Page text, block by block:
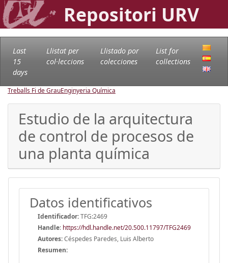
Repositori URV
Last
15
days
Llistat per
col·leccions
Llistado por
colecciones
List for
collections
Treballs Fi de GrauEnginyeria Química
Estudio de la arquitectura
de control de procesos de
una planta química
Datos identificativos
Identificador:TFG:2469
Handle: https://hdl.handle.net/20.500.11797/TFG2469
Autores:Céspedes Paredes, Luis Alberto
Resumen: